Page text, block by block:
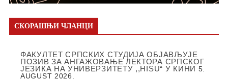
СКОРАШЊИ ЧЛАНЦИ
ФАКУЛТЕТ СРПСКИХ СТУДИЈА ОБЈАВЉУЈЕ
ПОЗИВ ЗА АНГАЖОВАЊЕ ЛЕКТОРА СРПСКОГ
ЈЕЗИКА НА УНИВЕРЗИТЕТУ ,,HISU“ У КИНИ 5.
AUGUST 2026.